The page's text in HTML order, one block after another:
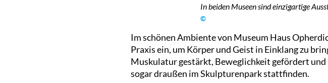
In beiden Museen sind einzigartige
©
Im schönen Ambiente von Museum Haus
Praxis ein, um Körper und Geist in Einklang zu
Muskulatur gestärkt, Beweglichkeit gefördert und
sogar draußen im Skulpturenpark stattfinden.